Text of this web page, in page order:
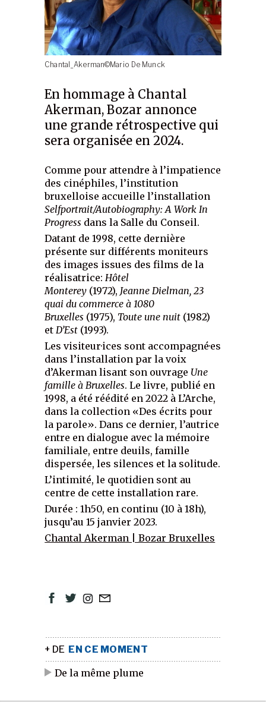
Chantal_Akerman©Mario De Munck
En hommage à Chantal
Akerman, Bozar annonce
une grande rétrospective qui
sera organisée en 2024.
Comme pour attendre à l’impatience
des cinéphiles, l’institution
bruxelloise accueille l’installation
Selfportrait/Autobiography: A Work In
Progress dans la Salle du Conseil.
Datant de 1998, cette dernière
présente sur différents moniteurs
des images issues des films de la
réalisatrice: Hôtel
Monterey (1972), Jeanne Dielman, 23
quai du commerce à 1080
Bruxelles (1975), Toute une nuit (1982)
et D’Est (1993).
Les visiteur·ices sont accompagné·es
dans l’installation par la voix
d’Akerman lisant son ouvrage Une
famille à Bruxelles. Le livre, publié en
1998, a été réédité en 2022 à L’Arche,
dans la collection «Des écrits pour
la parole». Dans ce dernier, l’autrice
entre en dialogue avec la mémoire
familiale, entre deuils, famille
dispersée, les silences et la solitude.
L’intimité, le quotidien sont au
centre de cette installation rare.
Durée : 1h50, en continu (10 à 18h),
jusqu’au 15 janvier 2023.
Chantal Akerman | Bozar Bruxelles
+ DE EN CE MOMENT
De la même plume